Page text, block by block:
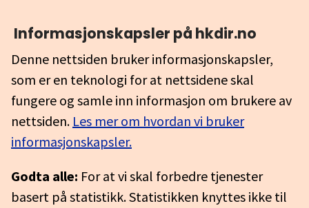
Informasjonskapsler på hkdir.no
Denne nettsiden bruker informasjonskapsler,
som er en teknologi for at nettsidene skal
fungere og samle inn informasjon om brukere av
nettsiden. Les mer om hvordan vi bruker
informasjonskapsler.
Godta alle: For at vi skal forbedre tjenester
basert på statistikk. Statistikken knyttes ikke til